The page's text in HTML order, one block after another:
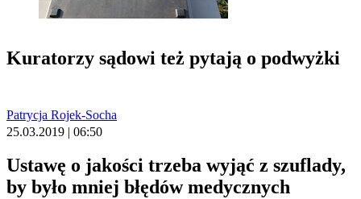
Kuratorzy sądowi też pytają o podwyżki
Patrycja Rojek-Socha
25.03.2019 | 06:50
Ustawę o jakości trzeba wyjąć z szuflady,
by było mniej błędów medycznych